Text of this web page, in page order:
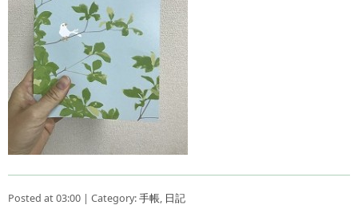
Posted at 03:00 | Category:手帳, 日記